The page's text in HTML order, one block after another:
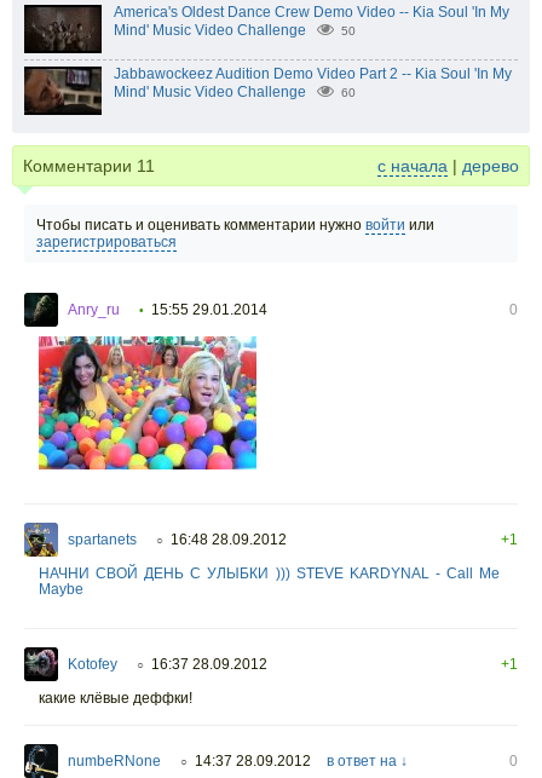
America's Oldest Dance Crew Demo Video -- Kia Soul 'In My
Mind' Music Video Challenge
50
Jabbawockeez Audition Demo Video Part 2 -- Kia Soul 'In My
Mind' Music Video Challenge
60
Комментарии 11 с начала | дерево
Чтобы писать и оценивать комментарии нужно войти или
зарегистрироваться
Anry_ru • 15:55 29.01.2014 0
spartanets ○ 16:48 28.09.2012
+1
НАЧНИ СВОЙ ДЕНЬ С УЛЫБКИ ))) STEVE KARDYNAL - Call Me
Maybe
Kotofey ○ 16:37 28.09.2012
+1
какие клёвые деффки!
numbeRNone ○ 14:37 28.09.2012 в ответ на ↓
0